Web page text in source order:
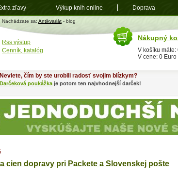
Nachádzate sa: Antikvariát - blog
cien dopravy pri Packete a Slovenskej pošte
Neviete, čím by ste urobili radosť svojim blízkym?
Darčeková poukážka je potom ten najvhodnejší darček!
Nákupný
V košíku máte:
V cene: 0 Euro
Rss výstup
Cenník, katalóg
zľavy Výkup kníh online Doprava